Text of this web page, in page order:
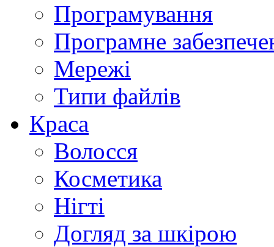
Програмування
Програмне
Мережі
Типи файлів
Краса
Волосся
Косметика
Нігті
Догляд за шкірою